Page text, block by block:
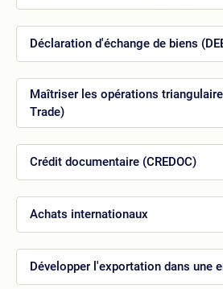
Déclaration d'échange de biens
Maîtriser les opérations
Trade)
Crédit documentaire (CREDOC)
Achats internationaux
Développer l'exportation dans une